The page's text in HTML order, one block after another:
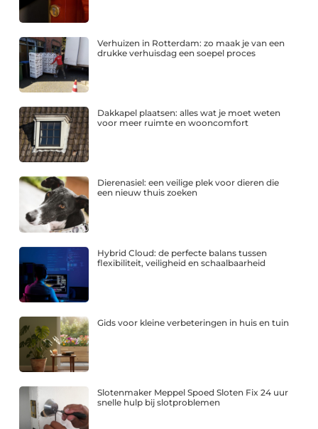
Verhuizen in Rotterdam: zo maak je van een
drukke verhuisdag een soepel proces
Dakkapel plaatsen: alles wat je moet weten
voor meer ruimte en wooncomfort
Dierenasiel: een veilige plek voor dieren die
een nieuw thuis zoeken
Hybrid Cloud: de perfecte balans tussen
flexibiliteit, veiligheid en schaalbaarheid
Gids voor kleine verbeteringen in huis en tuin
Slotenmaker Meppel Spoed Sloten Fix 24 uur
snelle hulp bij slotproblemen